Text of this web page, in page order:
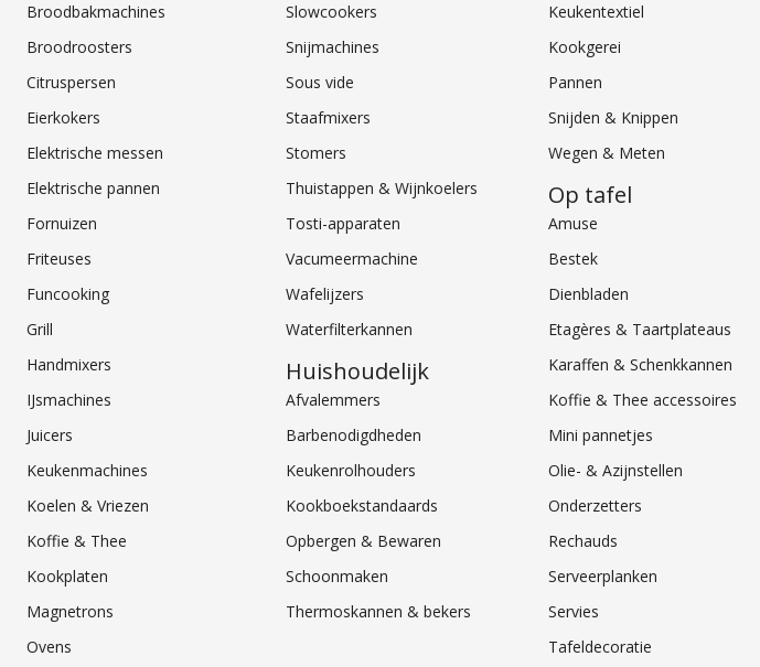
Broodbakmachines
Broodroosters
Citruspersen
Eierkokers
Elektrische messen
Elektrische pannen
Fornuizen
Friteuses
Funcooking
Grill
Handmixers
IJsmachines
Juicers
Keukenmachines
Koelen & Vriezen
Koffie & Thee
Kookplaten
Magnetrons
Ovens
Slowcookers
Snijmachines
Sous vide
Staafmixers
Stomers
Thuistappen & Wijnkoelers
Tosti-apparaten
Vacumeermachine
Wafelijzers
Waterfilterkannen
Huishoudelijk
Afvalemmers
Barbenodigdheden
Keukenrolhouders
Kookboekstandaards
Opbergen & Bewaren
Schoonmaken
Thermoskannen & bekers
Keukentextiel
Kookgerei
Pannen
Snijden & Knippen
Wegen & Meten
Op tafel
Amuse
Bestek
Dienbladen
Etagères & Taartplateaus
Karaffen & Schenkkannen
Koffie & Thee accessoires
Mini pannetjes
Olie- & Azijnstellen
Onderzetters
Rechauds
Serveerplanken
Servies
Tafeldecoratie